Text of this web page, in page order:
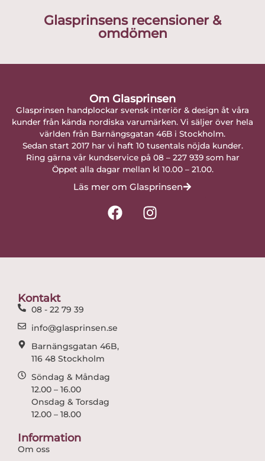
Glasprinsens recensioner &
omdömen
Om Glasprinsen
Glasprinsen handplockar svensk interiör & design åt våra
kunder från kända nordiska varumärken. Vi säljer över hela
världen från Barnängsgatan 46B i Stockholm.
Sedan start 2017 har vi haft 10 tusentals nöjda kunder.
Ring gärna vår kundservice på 08 – 227 939 som har
Öppet alla dagar mellan kl 10.00 – 21.00.
Läs mer om Glasprinsen
F
a
I
n
Kontakt
08 - 22 79 39
info@glasprinsen.se
Barnängsgatan 46B,
116 48 Stockholm
Söndag & Måndag
12.00 – 16.00
Onsdag & Torsdag
12.00 – 18.00
Information
Om oss